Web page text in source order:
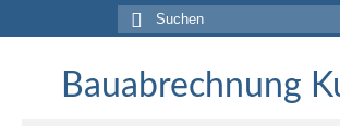
Suche
nach:
Bauabrechnung